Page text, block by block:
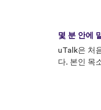
몇 분 안에
uTalk은 처
다. 본인 목